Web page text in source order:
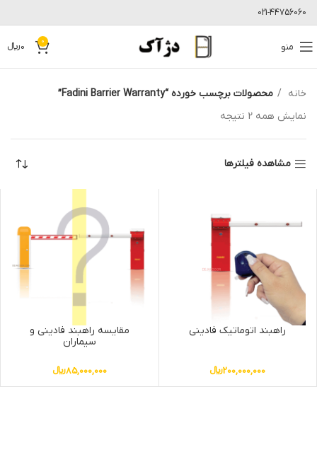
021-44756060
منو 0
0﷼
خانه
محصولات برچسب خورده “Fadini Barrier Warranty”
نمایش همه 2 نتیجه
مشاهده فیلترها
راهبند اتوماتیک فادینی
200,000,000﷼
مقایسه راهبند فادینی و
سیماران
85,000,000﷼